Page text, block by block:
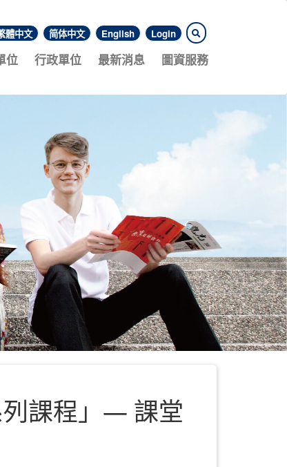
體中文 简体中文 English Login
位 行政單位 最新消息 圖資服務
列課程」— 課堂